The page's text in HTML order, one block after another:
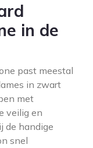
in de
past meestal
in zwart
met
veilig en
de handige
snel